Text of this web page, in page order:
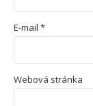
E-mail *
Webová stránka